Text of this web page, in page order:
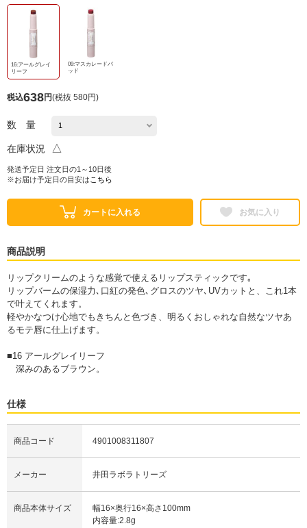
16:アールグレイ
リーフ
09:マスカレードバ
ッド
税込638円(税抜 580円)
数 量
在庫状況 △
発送予定日 注文日の1～10日後
※お届け予定日の目安は こちら
カートに入れる お気に入り
商品説明
リップクリームのような感覚で使えるリップスティックです｡
リップバームの保湿力､口紅の発色､グロスのツヤ､UVカットと、これ1本
で叶えてくれます。
軽やかなつけ心地でもきちんと色づき、明るくおしゃれな自然なツヤあ
るモテ唇に仕上げます。
■16 アールグレイリーフ
深みのあるブラウン。
仕様
商品コード 4901008311807
メーカー 井田ラボラトリーズ
商品本体サイズ
幅16×奥行16×高さ100mm
内容量:2.8g